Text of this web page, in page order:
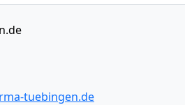
tuebingen.de